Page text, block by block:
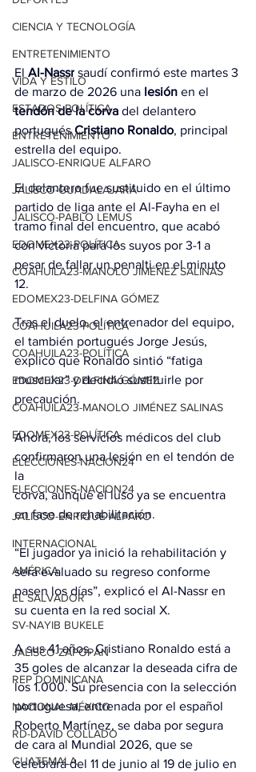
CIENCIA Y TECNOLOGÍA
ENTRETENIMIENTO
VIDA Y ESTILO
ESTADOS-POLÍTICA
ENTRETENIMIENTO
JALISCO-ENRIQUE ALFARO
JALISCO-GUADALAJARA
JALISCO-PABLO LEMUS
EDOMEX23-POLÍTICA
COAHUILA23-MANOLO JIMÉNEZ SALINAS
EDOMEX23-DELFINA GÓMEZ
COAHUILA23-POLÍTICA
COAHUILA23-POLÍTICA
EDOMEX23-DELFINA GÓMEZ
COAHUILA23-MANOLO JIMÉNEZ SALINAS
EDOMEX23-POLÍTICA
ELECCIONES-NACION24
ELECCIONES-NACION24
JALISCO-ENRIQUE ALFARO
INTERNACIONAL
AMÉRICA
EL SALVADOR
SV-NAYIB BUKELE
JALISCO-ZAPOPAN
REP DOMINICANA
NACIONAL MÉXICO
RD-DAVID COLLADO
GUATEMALA
El Al-Nassr saudí confirmó este martes 3
de marzo de 2026 una lesión en el
tendón de la corva del delantero
portugués Cristiano Ronaldo, principal
estrella del equipo.
El delantero fue sustituido en el último
partido de liga ante el Al-Fayha en el
tramo final del encuentro, que acabó
con victoria para los suyos por 3-1 a
pesar de fallar un penalti en el minuto
12.
Tras el duelo, el entrenador del equipo,
el también portugués Jorge Jesús,
explicó que Ronaldo sintió “fatiga
muscular” y decidió sustituirle por
precaución.
Ahora, los servicios médicos del club
confirmaron una lesión en el tendón de
la
corva, aunque el luso ya se encuentra
en fase de rehabilitación.
“El jugador ya inició la rehabilitación y
será evaluado su regreso conforme
pasen los días”, explicó el Al-Nassr en
su cuenta en la red social X.
A sus 41 años, Cristiano Ronaldo está a
35 goles de alcanzar la deseada cifra de
los 1.000. Su presencia con la selección
portuguesa, entrenada por el español
Roberto Martínez, se daba por segura
de cara al Mundial 2026, que se
celebrará del 11 de junio al 19 de julio en